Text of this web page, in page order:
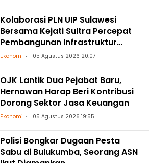
Kolaborasi PLN UIP Sulawesi
Bersama Kejati Sultra Percepat
Pembangunan Infrastruktur
Ketenagalistrikan
Ekonomi 05 Agustus 2026 20:07
OJK Lantik Dua Pejabat Baru,
Hernawan Harap Beri Kontribusi
Dorong Sektor Jasa Keuangan
Ekonomi 05 Agustus 2026 19:55
Polisi Bongkar Dugaan Pesta
Sabu di Bulukumba, Seorang ASN